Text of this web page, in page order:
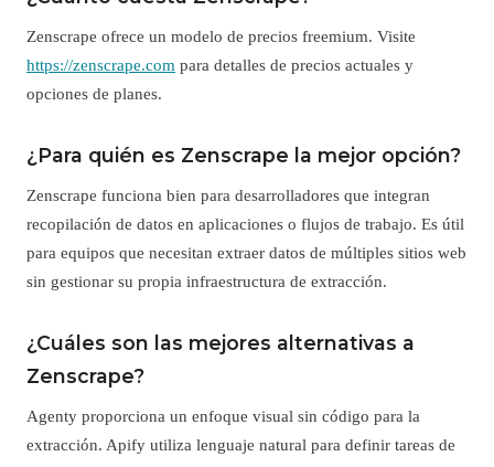
Zenscrape ofrece un modelo de precios freemium. Visite
https://zenscrape.com para detalles de precios actuales y
opciones de planes.
¿Para quién es Zenscrape la mejor opción?
Zenscrape funciona bien para desarrolladores que integran
recopilación de datos en aplicaciones o flujos de trabajo. Es útil
para equipos que necesitan extraer datos de múltiples sitios web
sin gestionar su propia infraestructura de extracción.
¿Cuáles son las mejores alternativas a
Zenscrape?
Agenty proporciona un enfoque visual sin código para la
extracción. Apify utiliza lenguaje natural para definir tareas de